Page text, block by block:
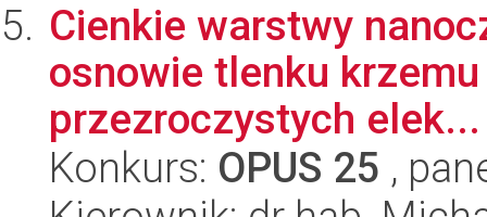
Cienkie warstwy
osnowie tlenku
przezroczystych elek...
Konkurs: OPUS 25 ,